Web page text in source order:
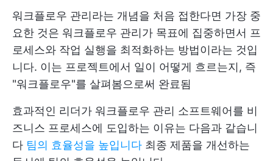
워크플로우 관리라는 개념을 처음 접한다면 가장 중
요한 것은 워크플로우 관리가 목표에 집중하면서 프
로세스와 작업 실행을 최적화하는 방법이라는 것입
니다. 이는 프로젝트에서 일이 어떻게 흐르는지, 즉
"워크플로우"를 살펴봄으로써 완료됨
효과적인 리더가 워크플로우 관리 소프트웨어를 비
즈니스 프로세스에 도입하는 이유는 다음과 같습니
다 팀의 효율성을 높입니다 최종 제품을 개선하는